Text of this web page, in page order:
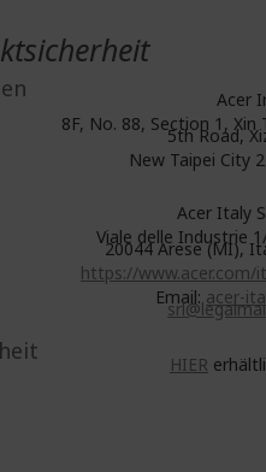
Acer
8F, No. 88, Section 1, Xin
5th Road,
New Taipei City
Acer Italy
Viale delle Industrie
20044 Arese (MI),
https://www.acer.com/
Email:acer-
HIER